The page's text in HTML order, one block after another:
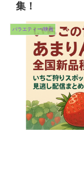
集！
バラエティー/映画